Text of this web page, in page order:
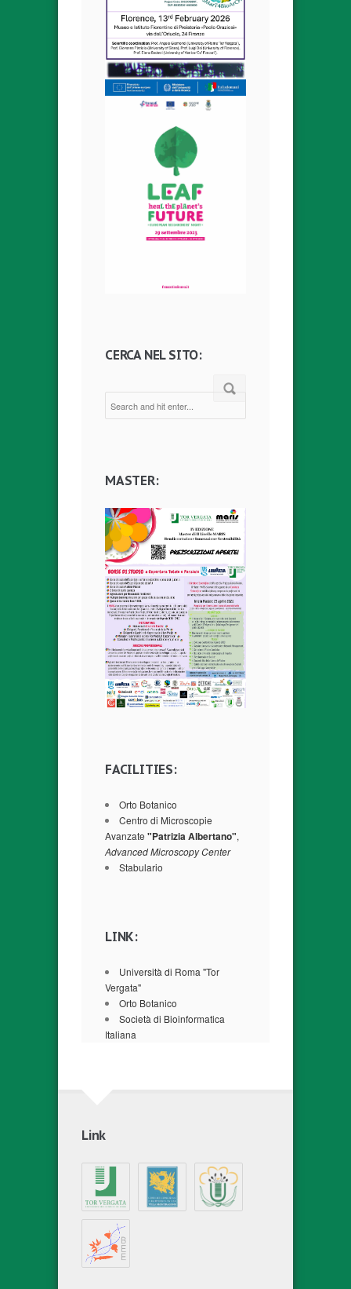
CERCA NEL SITO:
MASTER:
FACILITIES:
Orto Botanico
Centro di Microscopie
Avanzate "Patrizia Albertano",
Advanced Microscopy Center
Stabulario
LINK:
Università di Roma "Tor
Vergata"
Orto Botanico
Società di Bioinformatica
Italiana
Link